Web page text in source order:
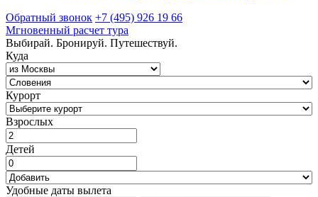
Обратный звонок +7 (495) 926 19 66
Мгновенный расчет тура
Выбирай. Бронируй. Путешествуй.
Куда
Курорт
Взрослых
Детей
Удобные даты вылета